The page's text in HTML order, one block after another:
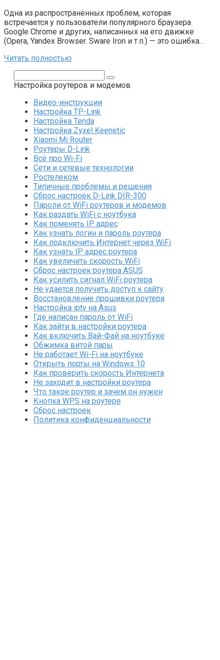
Одна из распространённых проблем, которая
встречается у пользователи популярного браузера
Google Chrome и других, написанных на его движке
(Opera, Yandex Browser. Sware Iron и т.п.) — это ошибка…
Читать полностью
Настройка роутеров и модемов
Видео-инструкции
Настройка TP-Link
Настройка Tenda
Настройка Zyxel Keenetic
Xiaomi Mi Router
Роутеры D-Link
Всё про Wi-Fi
Сети и сетевые технологии
Ростелеком
Типичные проблемы и решения
Сброс настроек D-Link DIR-300
Пароли от WiFi роутеров и модемов
Как раздать WiFi с ноутбука
Как поменять IP адрес
Как узнать логин и пароль роутера
Как подключить Интернет через WiFi
Как узнать IP адрес роутера
Как увеличить скорость WiFi
Сброс настроек роутера ASUS
Как усилить сигнал WiFi роутера
Не удается получить доступ к сайту
Восстановление прошивки роутера
Настройка iptv на Asus
Где написан пароль от WiFi
Как зайти в настройки роутера
Как включить Вай-Фай на ноутбуке
Обжимка витой пары
Не работает Wi-Fi на ноутбуке
Открыть порты на Windows 10
Как проверить скорость Интернета
Не заходит в настройки роутера
Что такое роутер и зачем он нужен
Кнопка WPS на роутере
Сброс настроек
Политика конфиденциальности